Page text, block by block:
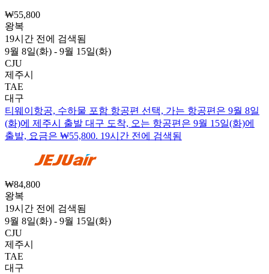
₩55,800
왕복
19시간 전에 검색됨
9월 8일(화) - 9월 15일(화)
CJU
제주시
TAE
대구
티웨이항공, 수하물 포함 항공편 선택, 가는 항공편은 9월 8일
(화)에 제주시 출발 대구 도착, 오는 항공편은 9월 15일(화)에
출발, 요금은 ₩55,800. 19시간 전에 검색됨
₩84,800
왕복
19시간 전에 검색됨
9월 8일(화) - 9월 15일(화)
CJU
제주시
TAE
대구